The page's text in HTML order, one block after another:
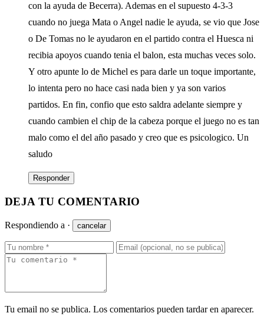
con la ayuda de Becerra). Ademas en el supuesto 4-3-3
cuando no juega Mata o Angel nadie le ayuda, se vio que Jose
o De Tomas no le ayudaron en el partido contra el Huesca ni
recibia apoyos cuando tenia el balon, esta muchas veces solo.
Y otro apunte lo de Michel es para darle un toque importante,
lo intenta pero no hace casi nada bien y ya son varios
partidos. En fin, confio que esto saldra adelante siempre y
cuando cambien el chip de la cabeza porque el juego no es tan
malo como el del año pasado y creo que es psicologico. Un
saludo
Responder
DEJA TU COMENTARIO
Respondiendo a · cancelar
Tu email no se publica. Los comentarios pueden tardar en aparecer.